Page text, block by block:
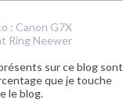
: Canon G7X
Ring Neewer
sur ce blog sont
que je touche
le blog.